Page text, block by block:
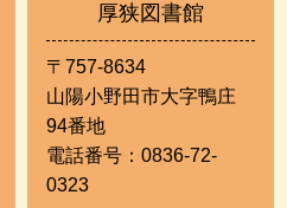
厚狭図書館
〒757-8634
山陽小野田市大字鴨庄
94番地
電話番号：0836-72-
0323